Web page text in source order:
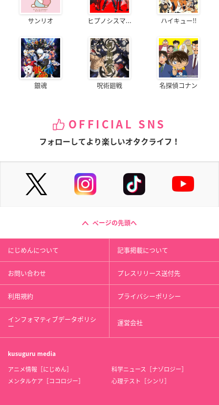
サンリオ ヒプノシスマ... ハイキュー!!
銀魂 呪術廻戦 名探偵コナン
OFFICIAL SNS
フォローしてより楽しいオタクライフ！
ページの先頭へ
にじめんについて 記事掲載について
お問い合わせ プレスリリース送付先
利用規約 プライバシーポリシー
インフォマティブデータポリシ
ー 運営会社
kusuguru media
アニメ情報［にじめん］
科学ニュース［ナゾロジー］
メンタルケア［ココロジー］
心理テスト［シンリ］